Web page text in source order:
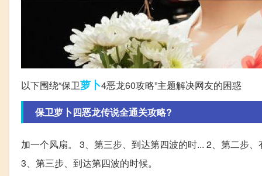
以下围绕“保卫萝卜4恶龙60攻略”主题解决网友的困惑
保卫萝卜四恶龙传说全通关攻略?
加一个风扇。 3、第三步、到达第四波的时... 2、第二步
3、第三步、到达第四波的时候。